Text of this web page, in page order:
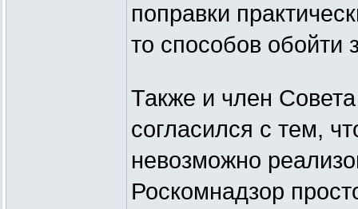
поправки
то способов обойти
Также и член
согласился с тем,
невозможно
Роскомнадзор